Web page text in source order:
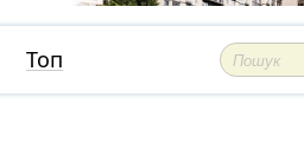
Топ